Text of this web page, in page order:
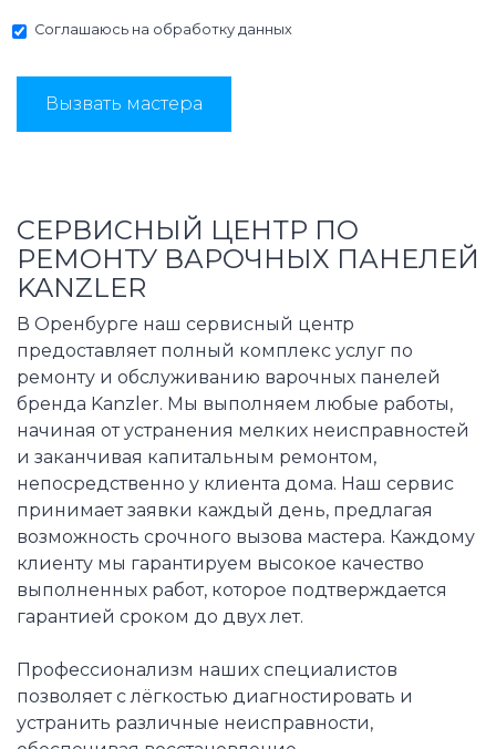
Соглашаюсь на обработку данных
Вызвать мастера
СЕРВИСНЫЙ ЦЕНТР ПО
РЕМОНТУ ВАРОЧНЫХ ПАНЕЛЕЙ
KANZLER
В Оренбурге наш сервисный центр
предоставляет полный комплекс услуг по
ремонту и обслуживанию варочных панелей
бренда Kanzler. Мы выполняем любые работы,
начиная от устранения мелких неисправностей
и заканчивая капитальным ремонтом,
непосредственно у клиента дома. Наш сервис
принимает заявки каждый день, предлагая
возможность срочного вызова мастера. Каждому
клиенту мы гарантируем высокое качество
выполненных работ, которое подтверждается
гарантией сроком до двух лет.
Профессионализм наших специалистов
позволяет с лёгкостью диагностировать и
устранить различные неисправности,